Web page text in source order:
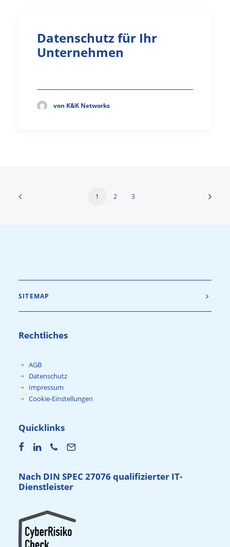
Datenschutz für Ihr
Unternehmen
von K&K Networks
1 2 3
SITEMAP
Rechtliches
AGB
Datenschutz
Impressum
Cookie-Einstellungen
Quicklinks
Nach DIN SPEC 27076 qualifizierter IT-
Dienstleister